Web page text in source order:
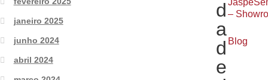
janeiro 2025
junho 2024
abril 2024
–
Blog
d
a
d
e